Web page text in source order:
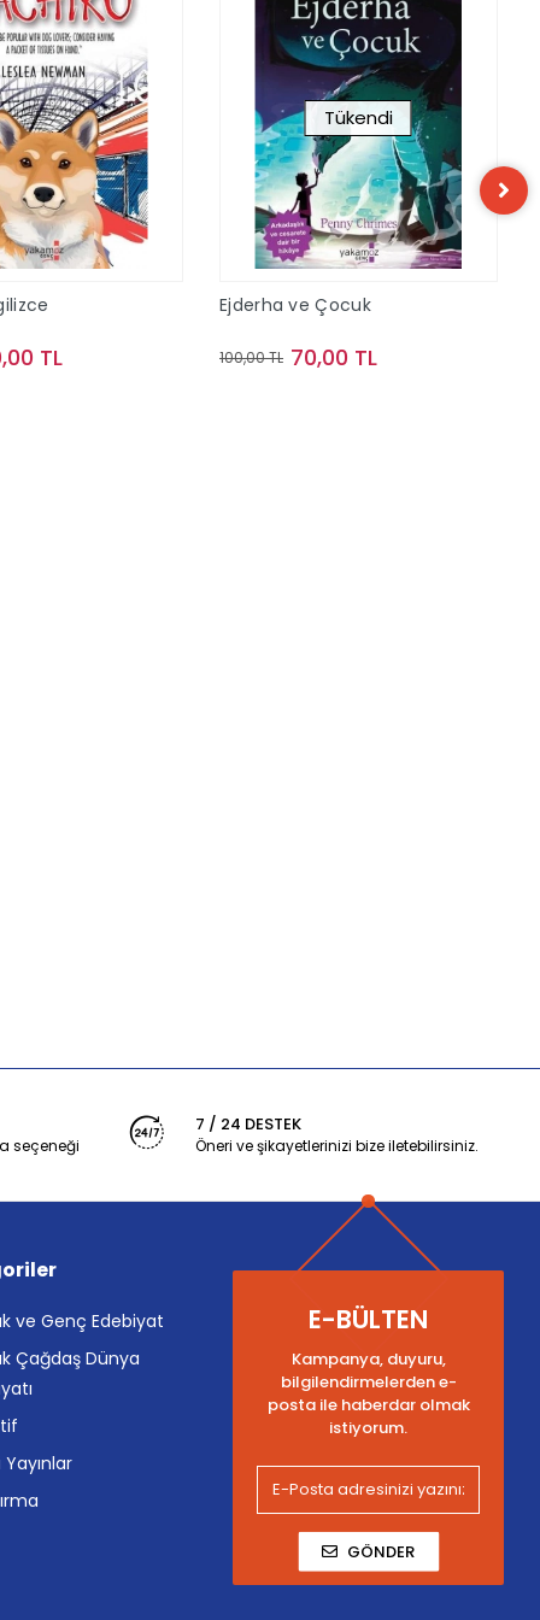
TL
Tükendi
Ejderha ve Çocuk
100,00 TL 70,00 TL
seçeneği
7 / 24 DESTEK
Öneri ve şikayetlerinizi bize iletebilirsiniz.
ve Genç Edebiyat
Çağdaş Dünya
Yayınlar
E-BÜLTEN
Kampanya, duyuru,
bilgilendirmelerden e-
posta ile haberdar olmak
istiyorum.
GÖNDER